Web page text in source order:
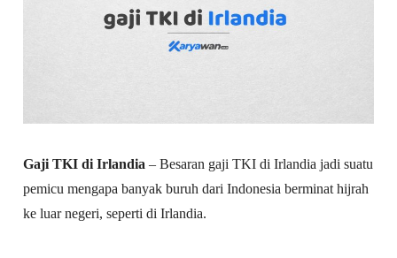
Gaji TKI di Irlandia – Besaran gaji TKI di Irlandia jadi suatu
pemicu mengapa banyak buruh dari Indonesia berminat hijrah
ke luar negeri, seperti di Irlandia.